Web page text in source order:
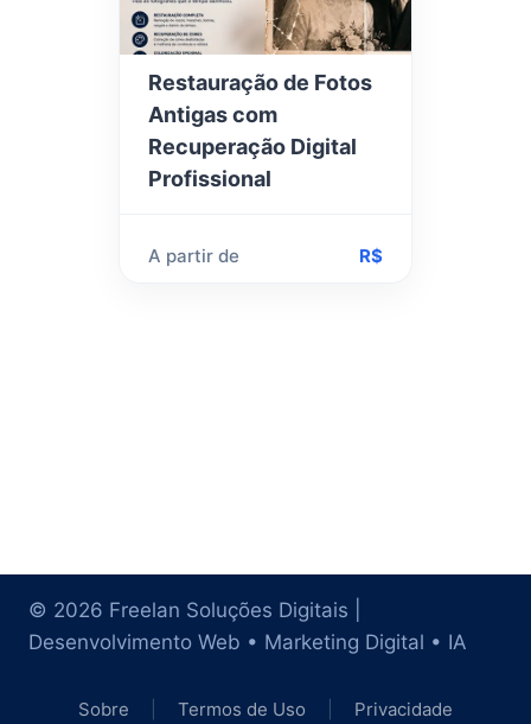
Restauração de Fotos
Antigas com
Recuperação Digital
Profissional
A partir de R$
© 2026 Freelan Soluções Digitais |
Desenvolvimento Web • Marketing Digital • IA
Sobre Termos de Uso Privacidade